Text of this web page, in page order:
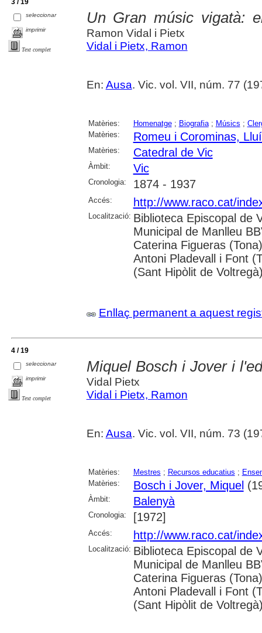
3 / 19
seleccionar
imprimir
Text complet
Un Gran músic vigatà:
Ramon Vidal i Pietx
Vidal i Pietx, Ramon
En: Ausa. Vic. vol. VII, núm. 77
Matèries: Homenatge; Biografia; Músics ;
Matèries:
Romeu i Corominas,
Matèries: Catedral de Vic
Àmbit: Vic
Cronologia: 1874 - 1937
Accés: http://www.raco.cat/
Localització: Biblioteca Episcopal de
Municipal de Manlleu
Caterina Figueras
Antoni Pladevall i Font
(Sant Hipòlit de
Enllaç permanent a aquest
4 / 19
seleccionar
imprimir
Text complet
Miquel Bosch i Jover i
Vidal Pietx
Vidal i Pietx, Ramon
En: Ausa. Vic. vol. VII, núm. 73
Matèries: Mestres ; Recursos educatius ;
Matèries:
Bosch i Jover, Miquel
Àmbit: Balenyà
Cronologia: [1972]
Accés: http://www.raco.cat/
Localització: Biblioteca Episcopal de
Municipal de Manlleu
Caterina Figueras
Antoni Pladevall i Font
(Sant Hipòlit de